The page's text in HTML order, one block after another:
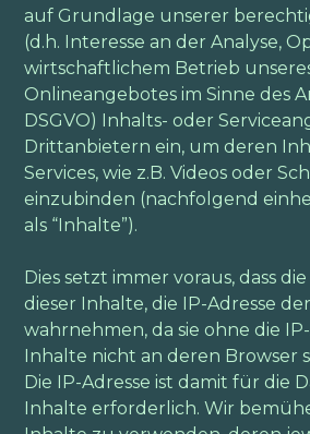
auf Grundlage unserer
(d.h. Interesse an der Analyse,
wirtschaftlichem Betrieb
Onlineangebotes im Sinne des
DSGVO) Inhalts- oder
Drittanbietern ein, um deren
Services, wie z.B. Videos oder
einzubinden (nachfolgend
als “Inhalte”).
Dies setzt immer voraus, dass
dieser Inhalte, die IP-Adresse
wahrnehmen, da sie ohne die
Inhalte nicht an deren Browser
Die IP-Adresse ist damit für die
Inhalte erforderlich. Wir